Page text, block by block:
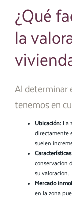
¿Qué
la
Al determinar
tenemos en
Ubicación: La
directamente
suelen
conservación
su valoración.
Mercado
en la zona